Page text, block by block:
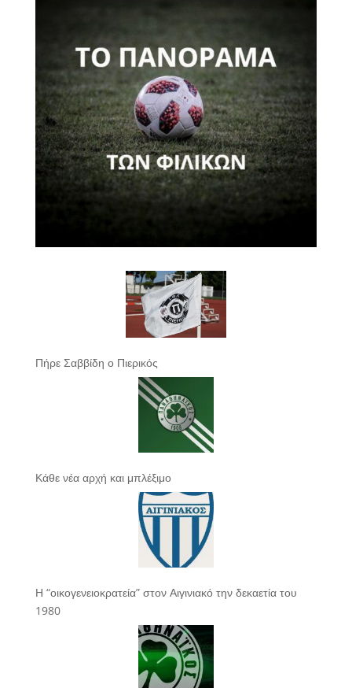
Πήρε Σαββίδη ο Πιερικός
Κάθε νέα αρχή και μπλέξιμο
Η “οικογενειοκρατεία” στον Αιγινιακό την δεκαετία του
1980